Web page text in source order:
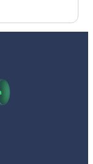
пяти
которые